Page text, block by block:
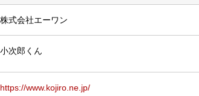
株式会社エーワン
小次郎くん
https://www.kojiro.ne.jp/